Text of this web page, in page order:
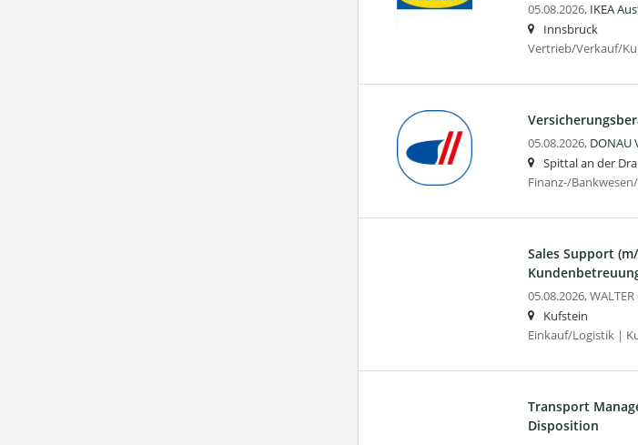
05.08.2026, IKEA
Innsbruck
Vertrieb/Verkauf/
05.08.2026, DONAU
Spittal an der
Finanz-/
Sales Support
05.08.2026,WALTER
Kufstein
Einkauf/Logistik |
Transport
Disposition